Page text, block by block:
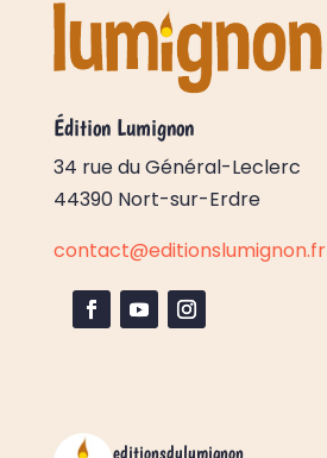
Édition Lumignon
34 rue du Général-Leclerc
44390 Nort-sur-Erdre
contact@editionslumignon.fr
editionsdulumignon